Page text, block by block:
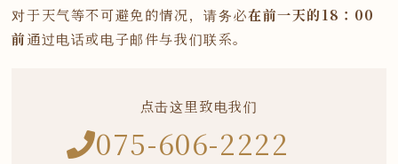
对于天气等不可避免的情况，请务必在前一天的18：00
前通过电话或电子邮件与我们联系。
点击这里致电我们
075-606-2222